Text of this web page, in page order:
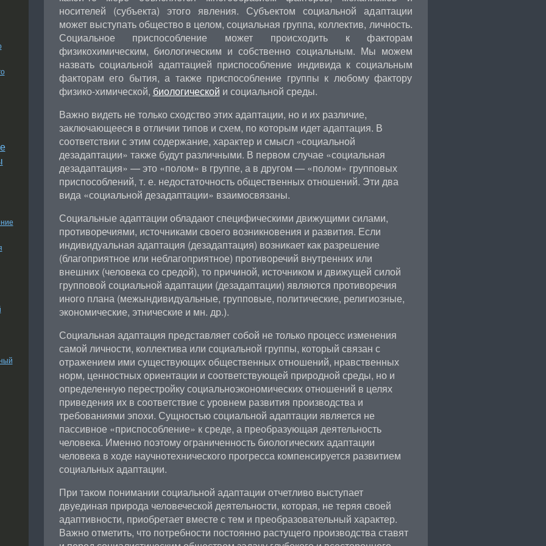
носителей (субъекта) этого явления. Субъектом социальной адаптации
может выступать общество в целом, социальная группа, коллектив, личность.
Социальное приспособление может происходить к факторам
физикохимическим, биологическим и собственно социальным. Мы можем
назвать социальной адаптацией приспособление индивида к социальным
факторам его бытия, а также приспособление группы к любому фактору
физико-химической, биологической и социальной среды.
Важно видеть не только сходство этих адаптации, но и их различие,
заключающееся в отличии типов и схем, по которым идет адаптация. В
соответствии с этим содержание, характер и смысл «социальной
дезадаптации» также будут различными. В первом случае «социальная
дезадаптация» — это «полом» в группе, а в другом — «полом» групповых
приспособлений, т. е. недостаточность общественных отношений. Эти два
вида «социальной дезадаптации» взаимосвязаны.
Социальные адаптации обладают специфическими движущими силами,
противоречиями, источниками своего возникновения и развития. Если
индивидуальная адаптация (дезадаптация) возникает как разрешение
(благоприятное или неблагоприятное) противоречий внутренних или
внешних (человека со средой), то причиной, источником и движущей силой
групповой социальной адаптации (дезадаптации) являются противоречия
иного плана (межындивидуальные, групповые, политические, религиозные,
экономические, этнические и мн. др.).
Социальная адаптация представляет собой не только процесс изменения
самой личности, коллектива или социальной группы, который связан с
отражением ими существующих общественных отношений, нравственных
норм, ценностных ориентации и соответствующей природной среды, но и
определенную перестройку социальноэкономических отношений в целях
приведения их в соответствие с уровнем развития производства и
требованиями эпохи. Сущностью социальной адаптации является не
пассивное «приспособление» к среде, а преобразующая деятельность
человека. Именно поэтому ограниченность биологических адаптации
человека в ходе научнотехнического прогресса компенсируется развитием
социальных адаптации.
При таком понимании социальной адаптации отчетливо выступает
двуединая природа человеческой деятельности, которая, не теряя своей
адаптивности, приобретает вместе с тем и преобразовательный характер.
Важно отметить, что потребности постоянно растущего производства ставят